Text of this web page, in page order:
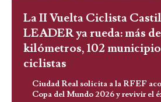
La II Vuelta Ciclista
LEADER ya rueda: más
kilómetros, 102
ciclistas
Ciudad Real solicita a la RFEF
Copa del Mundo 2026 y revivir el